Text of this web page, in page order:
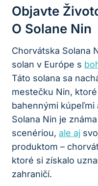
Objavte
O Solane Nin
Chorvátska Solana
solan v Európe s
Táto solana sa
mestečku Nin,
bahennými kúpeľmi
Solana Nin je
scenériou, ale aj
produktom –
ktoré si získalo
zahraničí.